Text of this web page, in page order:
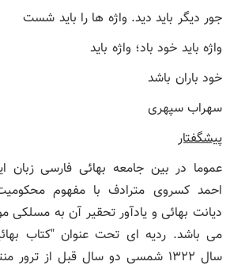
جور دیگر باید دید. واژه ها را باید شست
واژه باید خود باد؛ واژه باید
خود باران باشد
سهراب سپهری
پیشگفتار
عموما در بین جامعه بهائی فارسی زبان
احمد کسروی مترادف با مفهوم
دیانت بهائی و یادآور تحقیر آن به مسلکی
می باشد. ردیه ای تحت عنوان "کتاب
سال ۱۳۲۲ شمسی دو سال قبل از